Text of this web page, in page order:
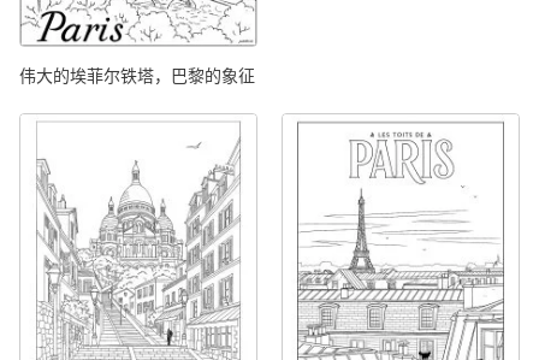
伟大的埃菲尔铁塔，巴黎的象征